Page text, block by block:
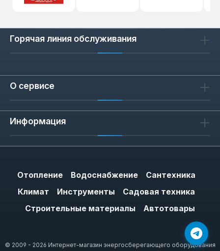
Горячая линия обслуживания
О сервисе
Информация
Отопление Водоснабжение
Сантехника
Климат
Инструменты
Садовая техника
Строительные материалы
Автотовары
© 2009 - 2026 Интернет-магазин энергосберегающего оборудования